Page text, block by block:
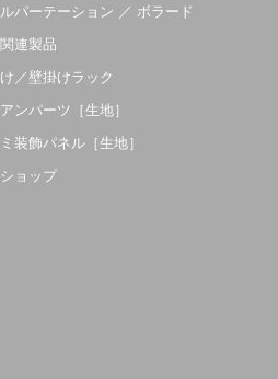
パーテーション ／ ボラード
関連製品
／壁掛けラック
ンパーツ［生地］
装飾パネル［生地］
ョップ